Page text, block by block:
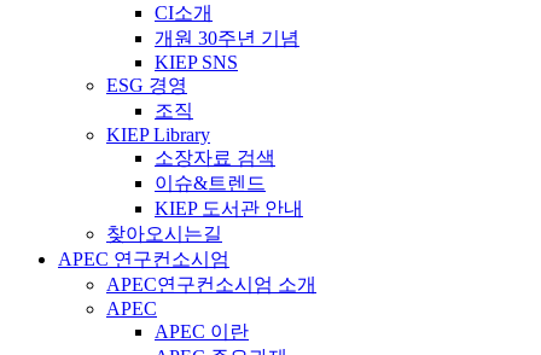
CI소개
개원 30주년 기념
KIEP SNS
ESG 경영
조직
KIEP Library
소장자료 검색
이슈&트렌드
KIEP 도서관 안내
찾아오시는길
APEC 연구컨소시엄
APEC연구컨소시엄 소개
APEC
APEC 이란